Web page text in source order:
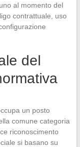
al momento del
contrattuale, uso
del
un posto
comune categoria
riconoscimento
si basano su